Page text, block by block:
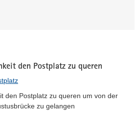
den Postplatz zu queren
den Postplatz zu queren um von der
zu gelangen